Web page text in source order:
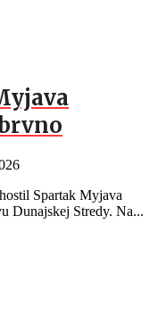
Spartak Myjava
Dunajskej Stredy. Na...